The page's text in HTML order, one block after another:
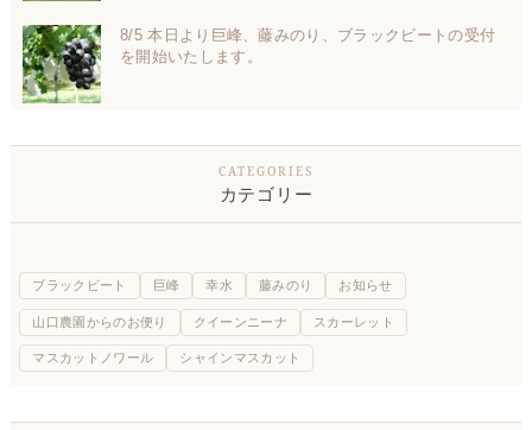
8/5 本日より巨峰、藤みのり、ブラックビートの受付
を開始いたします。
カテゴリー
ブラックビート 巨峰 幸水 藤みのり お知らせ
山口農園からのお便り クイーンニーナ スカーレット
マスカットノワール シャインマスカット